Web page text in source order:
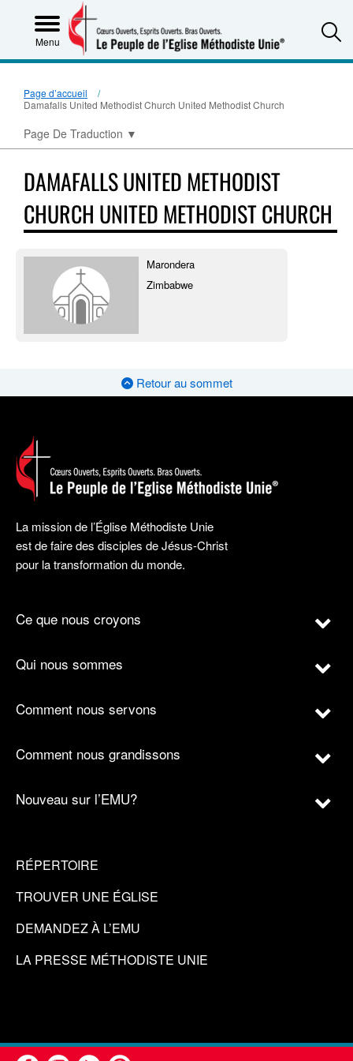
Menu
Page d’accueil
Damafalls United Methodist Church United Methodist Church
Page De Traduction ▼
DAMAFALLS UNITED METHODIST
CHURCH UNITED METHODIST CHURCH
Marondera
Zimbabwe
Retour au sommet
La mission de l’Église Méthodiste Unie
est de faire des disciples de Jésus-Christ
pour la transformation du monde.
Ce que nous croyons
Qui nous sommes
Comment nous servons
Comment nous grandissons
Nouveau sur l’EMU?
RÉPERTOIRE
TROUVER UNE ÉGLISE
DEMANDEZ À L’EMU
LA PRESSE MÉTHODISTE UNIE